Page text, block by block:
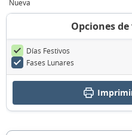
Nueva
Opciones
Días Festivos
Fases Lunares